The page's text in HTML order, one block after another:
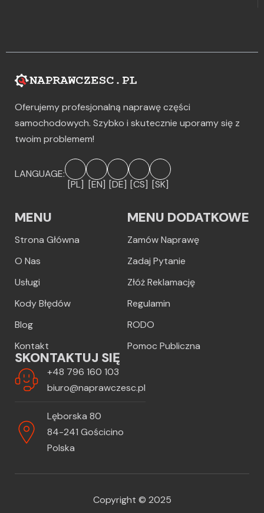
Oferujemy profesjonalną naprawę części
samochodowych. Szybko i skutecznie uporamy się z
twoim problemem!
LANGUAGE:
[PL] [EN] [DE] [CS] [SK]
MENU
Strona Główna
O Nas
Usługi
Kody Błędów
Blog
Kontakt
MENU DODATKOWE
Zamów Naprawę
Zadaj Pytanie
Złóż Reklamację
Regulamin
RODO
Pomoc Publiczna
SKONTAKTUJ SIĘ
+48 796 160 103
biuro@naprawczesc.pl
Lęborska 80
84-241 Gościcino
Polska
Copyright © 2025